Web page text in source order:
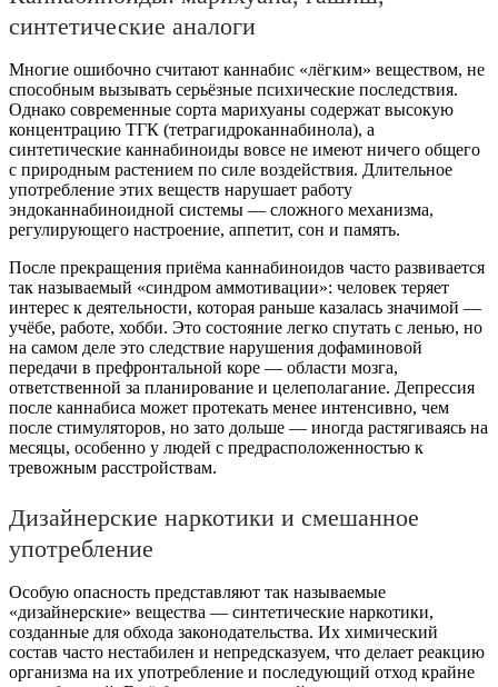
синтетические аналоги
Многие ошибочно считают каннабис «лёгким» веществом, не
способным вызывать серьёзные психические последствия.
Однако современные сорта марихуаны содержат высокую
концентрацию ТГК (тетрагидроканнабинола), а
синтетические каннабиноиды вовсе не имеют ничего общего
с природным растением по силе воздействия. Длительное
употребление этих веществ нарушает работу
эндоканнабиноидной системы — сложного механизма,
регулирующего настроение, аппетит, сон и память.
После прекращения приёма каннабиноидов часто развивается
так называемый «синдром аммотивации»: человек теряет
интерес к деятельности, которая раньше казалась значимой —
учёбе, работе, хобби. Это состояние легко спутать с ленью, но
на самом деле это следствие нарушения дофаминовой
передачи в префронтальной коре — области мозга,
ответственной за планирование и целеполагание. Депрессия
после каннабиса может протекать менее интенсивно, чем
после стимуляторов, но зато дольше — иногда растягиваясь на
месяцы, особенно у людей с предрасположенностью к
тревожным расстройствам.
Дизайнерские наркотики и смешанное
употребление
Особую опасность представляют так называемые
«дизайнерские» вещества — синтетические наркотики,
созданные для обхода законодательства. Их химический
состав часто нестабилен и непредсказуем, что делает реакцию
организма на их употребление и последующий отход крайне